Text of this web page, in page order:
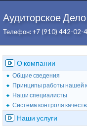
Аудиторское Дело
Телефон: +7 (910) 442-02-
О компании
Общие сведения
Принципы работы нашей
Наши специалисты
Система контроля
Наши услуги